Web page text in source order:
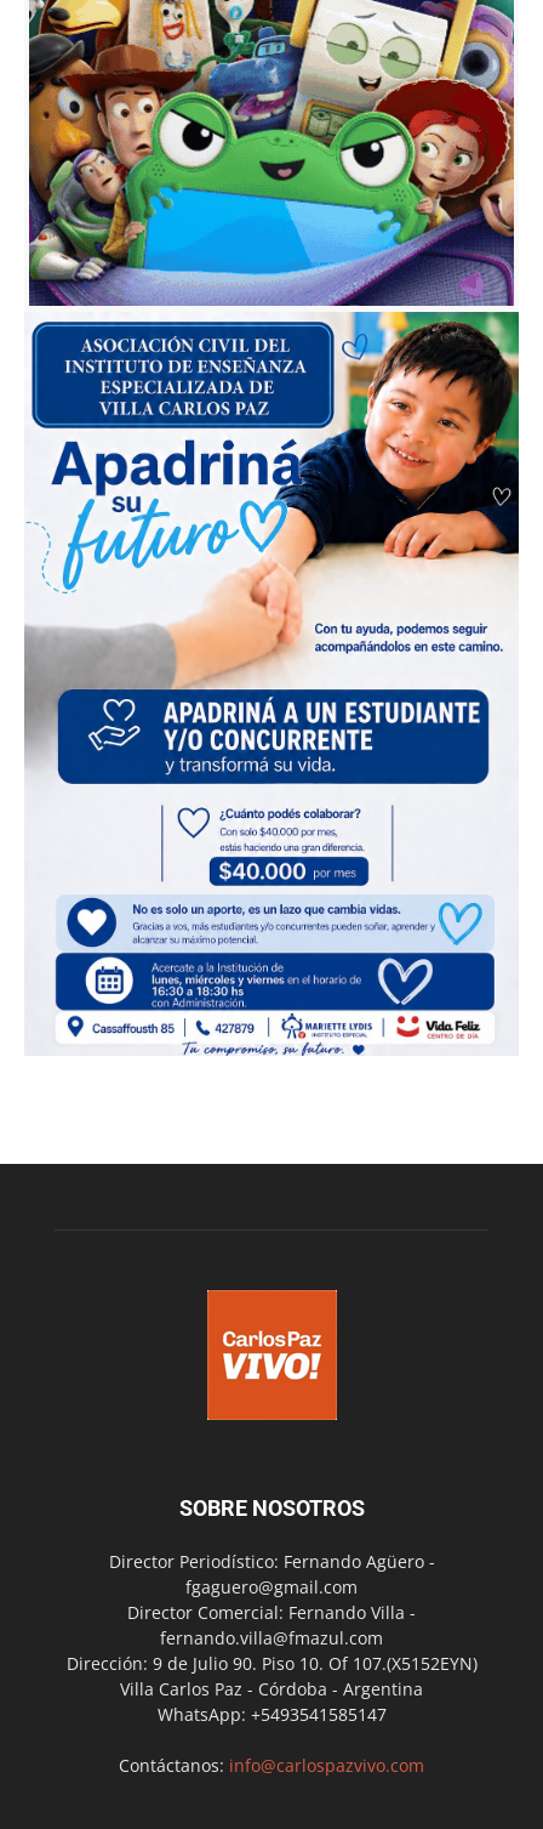
SOBRE NOSOTROS
Director Periodístico: Fernando Agüero -
fgaguero@gmail.com
Director Comercial: Fernando Villa -
fernando.villa@fmazul.com
Dirección: 9 de Julio 90. Piso 10. Of 107.(X5152EYN)
Villa Carlos Paz - Córdoba - Argentina
WhatsApp: +5493541585147
Contáctanos: info@carlospazvivo.com